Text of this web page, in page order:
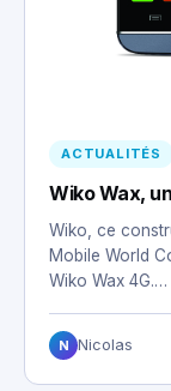
ACTUALITÉS
Wiko Wax,
Wiko, ce
Mobile World
Wiko Wax 4G.…
N Nicolas